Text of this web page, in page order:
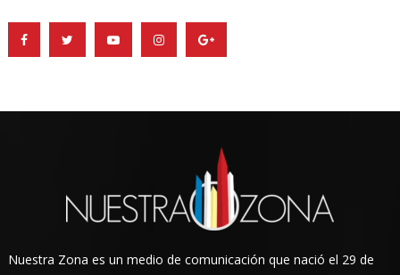
Nuestra Zona es un medio de comunicación que nació el 29 de